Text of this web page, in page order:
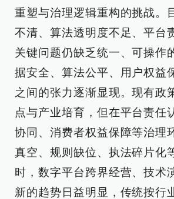
重塑与治理逻辑重构的挑战。
不清、算法透明度不足、平台
关键问题仍缺乏统一、可操作
据安全、算法公平、用户权益
之间的张力逐渐显现。现有政
点与产业培育，但在平台责任
协同、消费者权益保障等治理
真空、规则缺位、执法碎片化
时，数字平台跨界经营、技术
新的趋势日益明显，传统按行